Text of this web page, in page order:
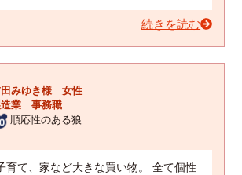
続きを読む
田みゆき様 女性
造業 事務職
順応性のある狼
育て、家など大きな買い物。 全て個性